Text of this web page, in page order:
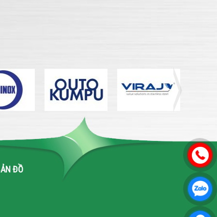
ĐỒ